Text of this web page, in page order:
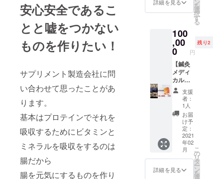
安心安全であるこ
とと嘘をつかない
ものを作りたい！
サプリメント製造会社に問
い合わせて思ったことがあ
ります。
基本はプロテインでそれを
吸収するためにビタミンと
ミネラルを吸収をするのは
腸だから
腸を元気にするものを作り
ウンセ
リン
身長・
体重・
体脂肪
率・１
日の食
事内容
をお聞
きしま
す。
2021年
2月下旬
配送予
定とな
りま
す。
※来院い
す。 ◉住
所：〒
212-
0052神
奈川県
川崎市
幸区古
市場2-
111 ◉最
寄り
駅：南
武線 鹿
島田駅
西口 車
5分 湘
南新宿
ライン
新川崎
活から
足りな
い栄養
素算出
して、
基礎代
謝の計
算、
BMIか
らその
方に合
う運動
の種類
をアド
バイ
ス。 味
覚の癖
から何
分。 １
日2食で
10日分
になり
ます。
シェイ
カー付
き。 5
セット
限定。
57,360
円 →
50,000
料込み
2021年
2月下旬
配送予
定とな
りま
す。
詳細を見る を
選
択
す
る
100
,00
0 円
残り2
【鍼灸
メディ
カルボ
ディケ
アそら
いろ 複
合高周
波EMS
トレー
ニング
３０回
分＋5
袋】 ♦︎ラ
ピナス5
袋。
支援
者：
1人
お届
け予
定：
2021
年02
月
詳細を見る
こ
の
リ
タ
ー
ン
を